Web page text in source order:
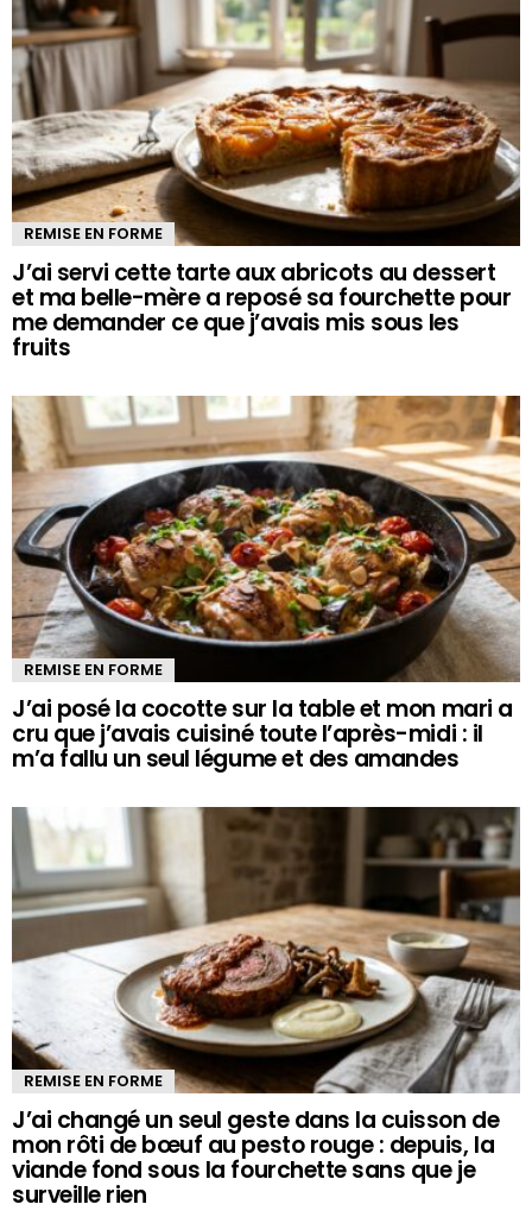
REMISE EN FORME
J’ai servi cette tarte aux abricots au dessert
et ma belle-mère a reposé sa fourchette pour
me demander ce que j’avais mis sous les
fruits
REMISE EN FORME
J’ai posé la cocotte sur la table et mon mari a
cru que j’avais cuisiné toute l’après-midi : il
m’a fallu un seul légume et des amandes
REMISE EN FORME
J’ai changé un seul geste dans la cuisson de
mon rôti de bœuf au pesto rouge : depuis, la
viande fond sous la fourchette sans que je
surveille rien